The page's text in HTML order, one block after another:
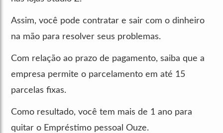
Assim, você pode contratar e sair com o dinheiro
na mão para resolver seus problemas.
Com relação ao prazo de pagamento, saiba que a
empresa permite o parcelamento em até 15
parcelas fixas.
Como resultado, você tem mais de 1 ano para
quitar o Empréstimo pessoal Ouze.